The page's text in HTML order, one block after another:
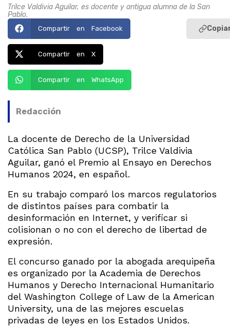
Trilce Valdivia Aguilar, es docente y antigua alumna de la San
Pablo.
Compartir en Facebook
Compartir en X
Compartir en WhatsApp
Redacción
La docente de Derecho de la Universidad
Católica San Pablo (UCSP), Trilce Valdivia
Aguilar, ganó el Premio al Ensayo en Derechos
Humanos 2024, en español.
En su trabajo comparó los marcos regulatorios
de distintos países para combatir la
desinformación en Internet, y verificar si
colisionan o no con el derecho de libertad de
expresión.
El concurso ganado por la abogada arequipeña
es organizado por la Academia de Derechos
Humanos y Derecho Internacional Humanitario
del Washington College of Law de la American
University, una de las mejores escuelas
privadas de leyes en los Estados Unidos.